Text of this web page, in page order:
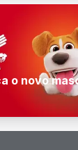
o novo